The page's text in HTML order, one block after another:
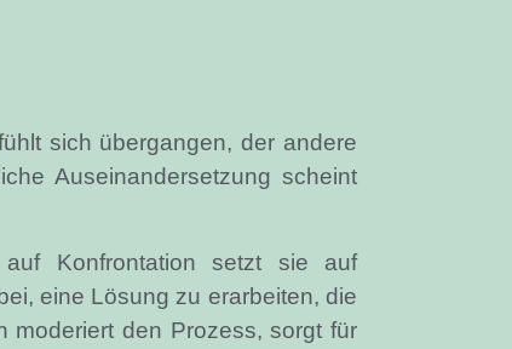
sich übergangen, der andere
Auseinandersetzung scheint
auf Konfrontation setzt sie auf
eine Lösung zu erarbeiten, die
moderiert den Prozess, sorgt für